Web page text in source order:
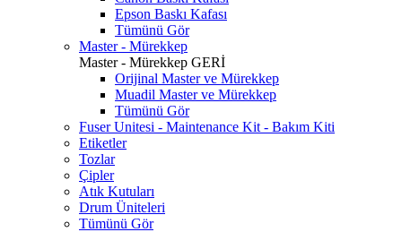
Epson Baskı Kafası
Tümünü Gör
Master - Mürekkep
Master - Mürekkep GERİ
Orijinal Master ve Mürekkep
Muadil Master ve Mürekkep
Tümünü Gör
Fuser Unitesi - Maintenance Kit - Bakım Kiti
Etiketler
Tozlar
Çipler
Atık Kutuları
Drum Üniteleri
Tümünü Gör